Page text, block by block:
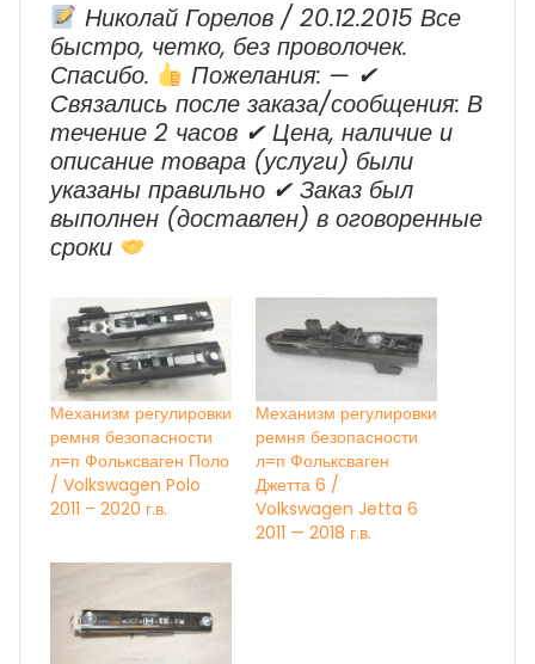
Николай Горелов / 20.12.2015 Все
быстро, четко, без проволочек.
Спасибо.
Пожелания: — ✔
Cвязались после заказа/сообщения: В
течение 2 часов ✔ Цена, наличие и
описание товара (услуги) были
указаны правильно ✔ Заказ был
выполнен (доставлен) в оговоренные
сроки
Механизм регулировки
ремня безопасности
л=п Фольксваген Поло
/ Volkswagen Polo
2011 – 2020 г.в.
Механизм регулировки
ремня безопасности
л=п Фольксваген
Джетта 6 /
Volkswagen Jetta 6
2011 — 2018 г.в.